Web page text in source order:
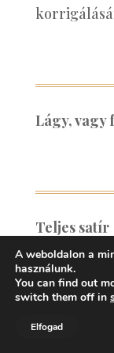
Lágy, vagy
Teljes satír
3D
A weboldalon a
használunk.
You can find out
switch them off in
Elfogad